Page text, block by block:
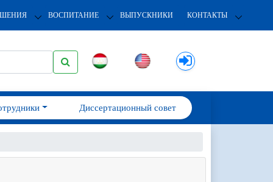
ВОСПИТАНИЕ ВЫПУСКНИКИ КОНТАКТЫ
Диссертационный совет